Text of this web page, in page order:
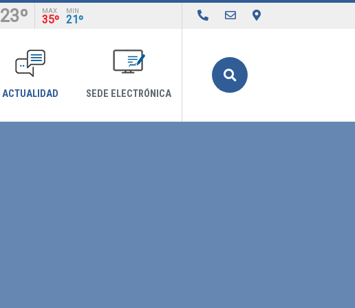
23º MAX
35º
MIN
21º
ACTUALIDAD SEDE ELECTRÓNICA